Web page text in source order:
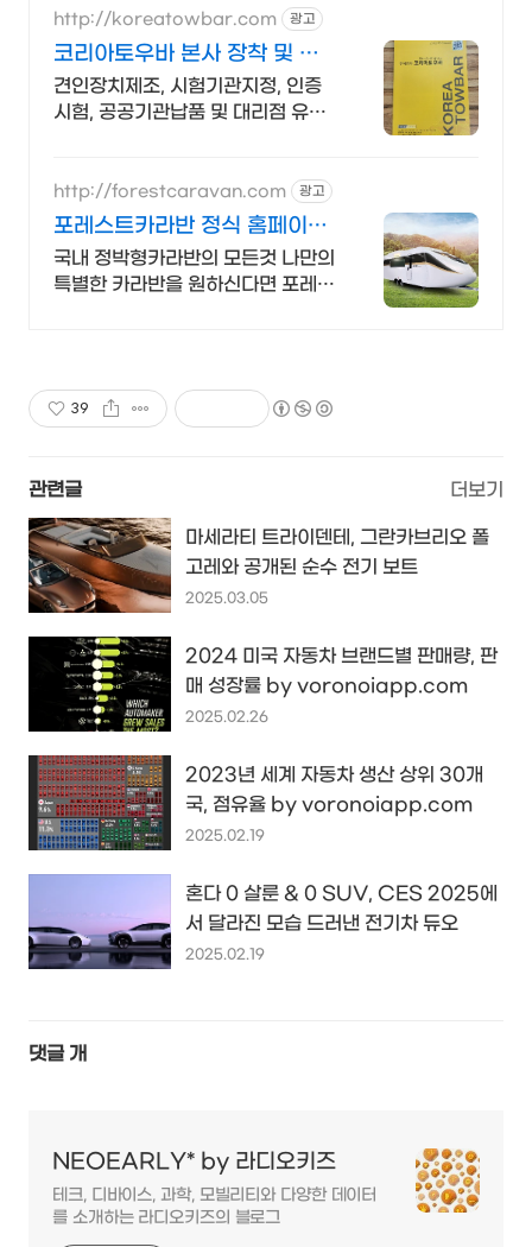
http://koreatowbar.com 광고
코리아토우바 본사 장착 및 대
리점 문의 환영
견인장치제조, 시험기관지정, 인증
시험, 공공기관납품 및 대리점 유통,
가능!
http://forestcaravan.com 광고
포레스트카라반 정식 홈페이지
(주)포레스트카라반 본사
국내 정박형카라반의 모든것 나만의
특별한 카라반을 원하신다면 포레스
39
관련글 더보기
마세라티 트라이덴테, 그란카브리오 폴
고레와 공개된 순수 전기 보트
2025.03.05
2024 미국 자동차 브랜드별 판매량, 판
매 성장률 by voronoiapp.com
2025.02.26
2023년 세계 자동차 생산 상위 30개
국, 점유율 by voronoiapp.com
2025.02.19
혼다 0 살룬 & 0 SUV, CES 2025에
서 달라진 모습 드러낸 전기차 듀오
2025.02.19
댓글 개
NEOEARLY* by 라디오키즈
테크, 디바이스, 과학, 모빌리티와 다양한 데이터
를 소개하는 라디오키즈의 블로그